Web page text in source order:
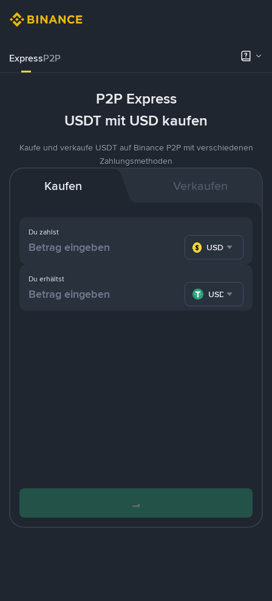
ExpressP2P
P2P Express
USDT mit USD kaufen
Kaufe und verkaufe USDT auf Binance P2P mit verschiedenen
Zahlungsmethoden
Kaufen Verkaufen
Du zahlst
USD
Du erhältst
USDT